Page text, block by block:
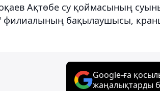
Ақтөбе су қоймасының
филиалының бақылаушысы,
Google-ға
жаңалықтарды